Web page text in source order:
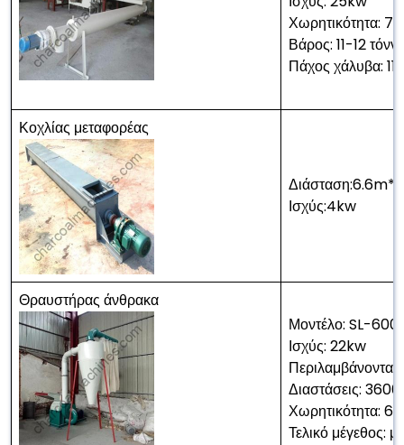
Χωρητικότητα:
Βάρος: 11-12
Πάχος χάλυβα:
Κοχλίας μεταφορέας
Ισχύς:4kw
Θραυστήρας άνθρακα
Μοντέλο: SL-600
Ισχύς: 22kw
Διαστάσεις:
Χωρητικότητα:
Τελικό μέγεθος: